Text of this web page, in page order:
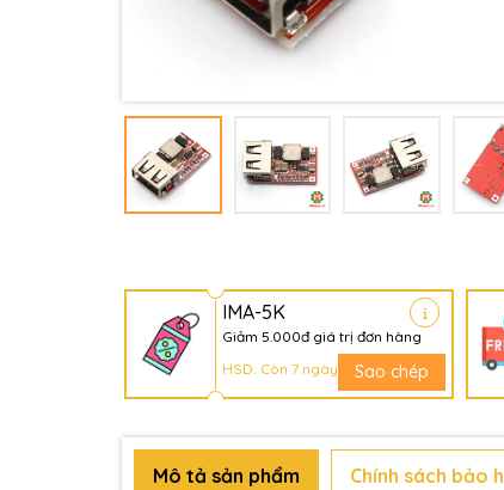
IMA-5K
Giảm 5.000đ giá trị đơn hàng
HSD: Còn 7 ngày
Sao chép
Mô tả sản phẩm Chính sách bảo